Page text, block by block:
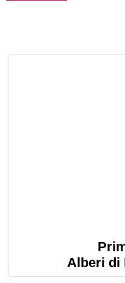
Alberi di